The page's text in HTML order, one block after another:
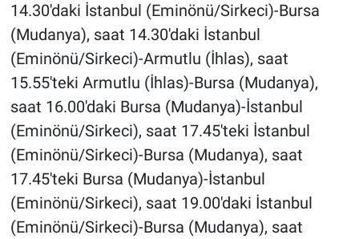
14.30'daki İstanbul (Eminönü/Sirkeci)-Bursa
(Mudanya), saat 14.30'daki İstanbul
(Eminönü/Sirkeci)-Armutlu (İhlas), saat
15.55'teki Armutlu (İhlas)-Bursa (Mudanya),
saat 16.00'daki Bursa (Mudanya)-İstanbul
(Eminönü/Sirkeci), saat 17.45'teki İstanbul
(Eminönü/Sirkeci)-Bursa (Mudanya), saat
17.45'teki Bursa (Mudanya)-İstanbul
(Eminönü/Sirkeci), saat 19.00'daki İstanbul
(Eminönü/Sirkeci)-Bursa (Mudanya), saat
Kültür Sanat
Ne demişti
Nedir
Popüler
Programlar
Sağlık